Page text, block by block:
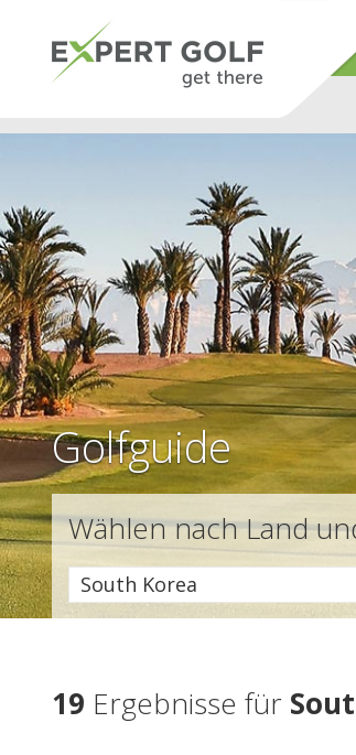
Golfguide
Wählen nach Land
South Korea
19 Ergebnisse für